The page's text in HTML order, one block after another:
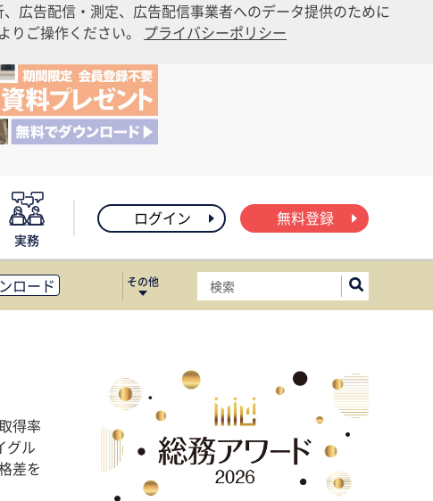
広告配信・測定、広告配信事業者へのデータ提供のために
ご操作ください。 プライバシーポリシー
実務
ログイン 無料登録
ロード
フィス移転
ポート
その他
得率
グル
差を